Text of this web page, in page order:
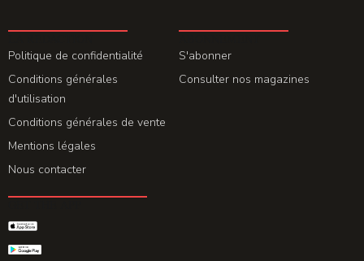
Politique de confidentialité
Conditions générales
d'utilisation
Conditions générales de vente
Mentions légales
Nous contacter
S'abonner
Consulter nos magazines